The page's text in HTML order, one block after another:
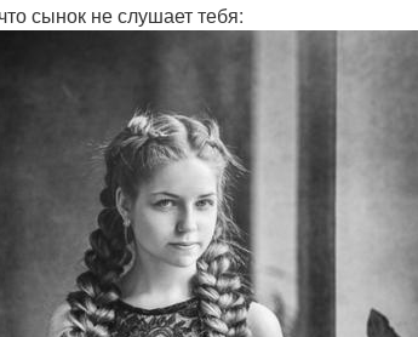
сынок не слушает тебя: